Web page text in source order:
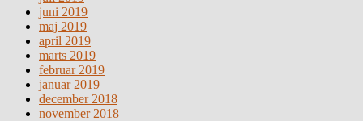
juni 2019
maj 2019
april 2019
marts 2019
februar 2019
januar 2019
december 2018
november 2018